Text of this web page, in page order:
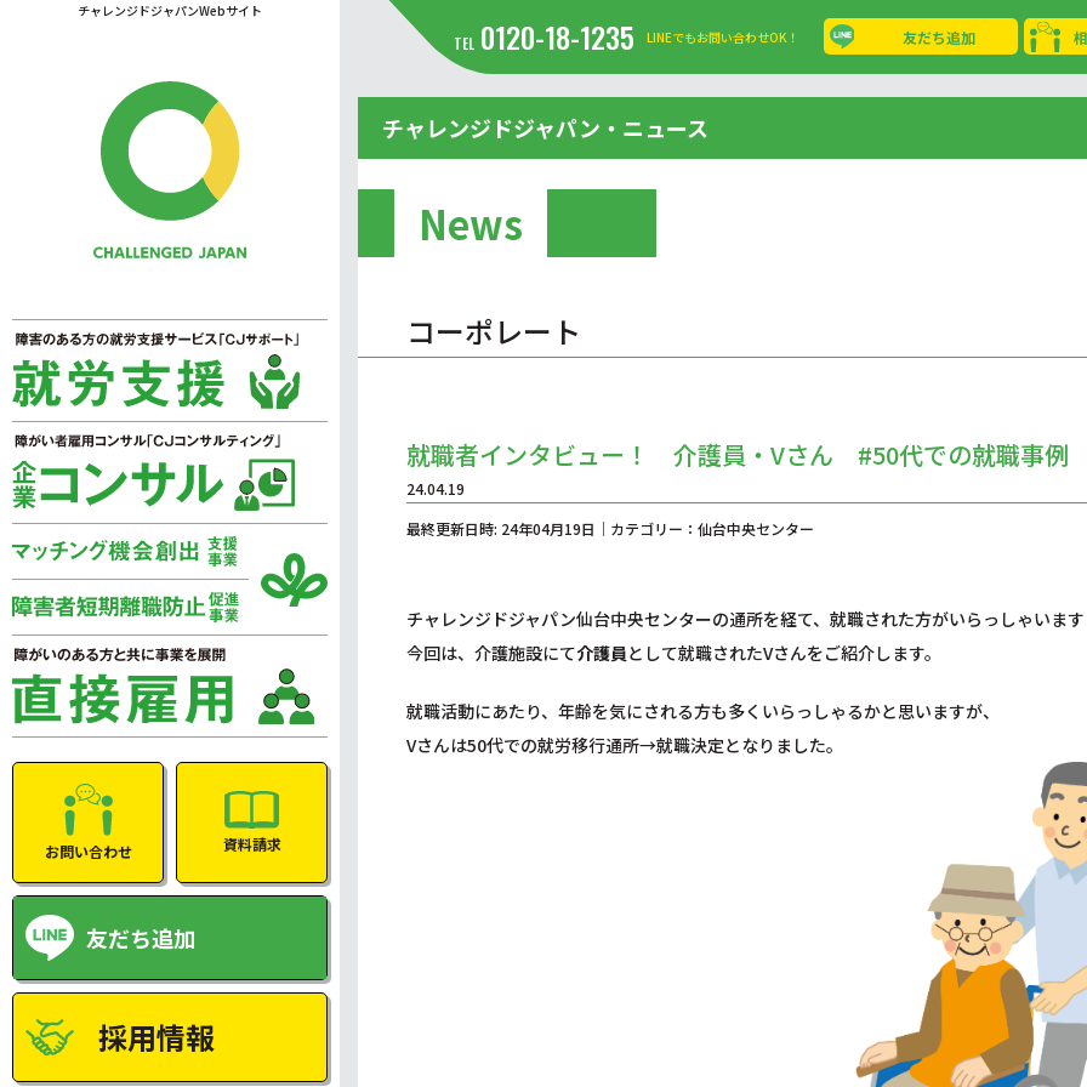
チャレンジドジャパンWebサイト
お問い合わせ 資料請求
友だち追加
採用情報
TEL 0120-18-1235 LINEでもお問い合わせOK！ 友だち追加
チャレンジドジャパン・ニュース
News
コーポレート
就職者インタビュー！ 介護員・Vさん #50代での就職事例
24.04.19
最終更新日時: 24年04月19日｜カテゴリー：仙台中央センター
チャレンジドジャパン仙台中央センターの通所を経て、就職された方がいらっしゃいま
今回は、介護施設にて介護員として就職されたVさんをご紹介します。
就職活動にあたり、年齢を気にされる方も多くいらっしゃるかと思いますが、
Vさんは50代での就労移行通所→就職決定となりました。